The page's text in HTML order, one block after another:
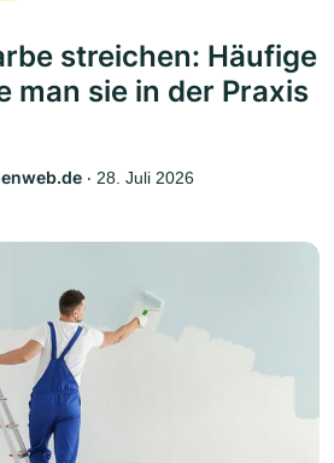
streichen: Häufige
man sie in der Praxis
‧ 28. Juli 2026